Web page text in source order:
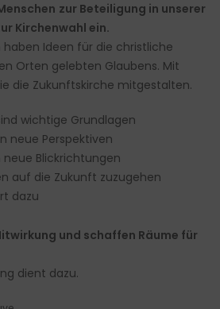
zur Beteiligung in unserer
Kirchenwahl ein.
Ideen für die christliche
Orten gelebten Glaubens. Mit
die Zukunftskirche mitgestalten.
wichtige Grundlagen
neue Perspektiven
neue Blickrichtungen
auf die Zukunft zuzugehen
dazu
und schaffen Räume für
dient dazu.